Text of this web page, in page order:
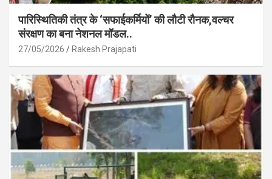
पारिस्थितिकी तंत्र के ‘सफाईकर्मियों’ की लौटी रौनक,वल्चर
संरक्षण का बना नेशनल मॉडल..
27/05/2026 Rakesh Prajapati